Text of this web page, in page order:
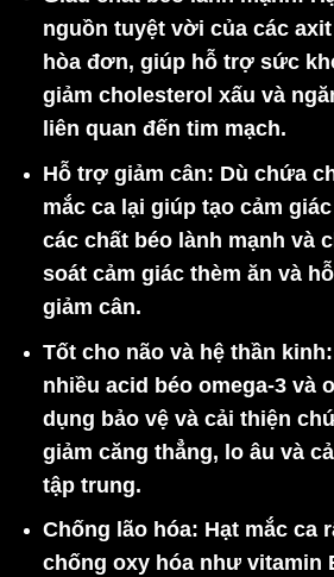
nguồn tuyệt vời của các
hòa đơn, giúp hỗ trợ sức
giảm cholesterol xấu và
liên quan đến tim mạch.
Hỗ trợ giảm cân: Dù chứa
mắc ca lại giúp tạo cảm
các chất béo lành mạnh và
soát cảm giác thèm ăn và
giảm cân.
Tốt cho não và hệ thần kinh
nhiều acid béo omega-3 và
dụng bảo vệ và cải thiện
giảm căng thẳng, lo âu và
tập trung.
Chống lão hóa: Hạt mắc ca
chống oxy hóa như vitamin